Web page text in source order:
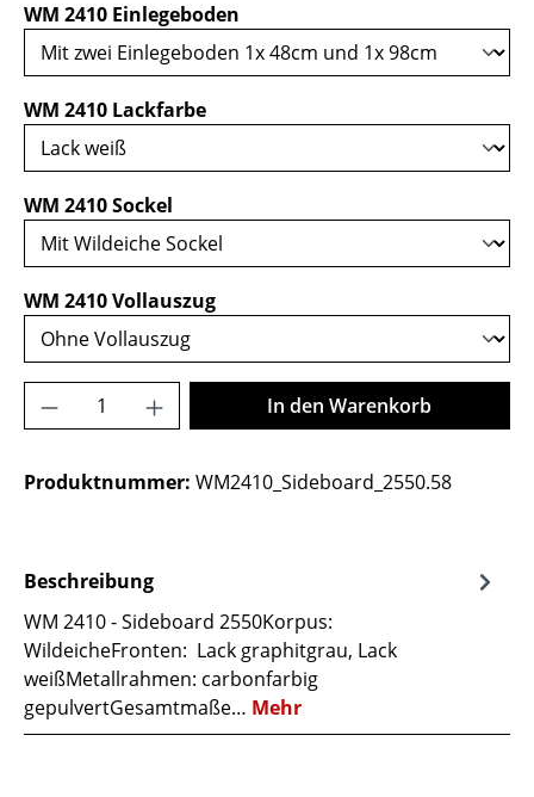
WM 2410 Einlegeboden
WM 2410 Lackfarbeauswählen
WM 2410 Sockel
WM 2410 Vollauszugauswählen
Produkt Anzahl: Gib den gewünschten
In den Warenkorb
Produktnummer: WM2410_Sideboard_2550.58
Beschreibung
WM 2410 - Sideboard 2550Korpus:
WildeicheFronten: Lack graphitgrau, Lack
weißMetallrahmen: carbonfarbig
gepulvertGesamtmaße… Mehr